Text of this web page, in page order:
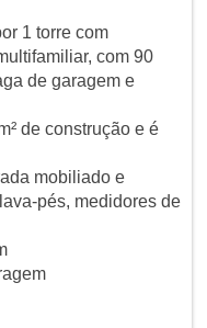
1 torre com
com 90
de garagem e
de construção e é
mobiliado e
pés, medidores de